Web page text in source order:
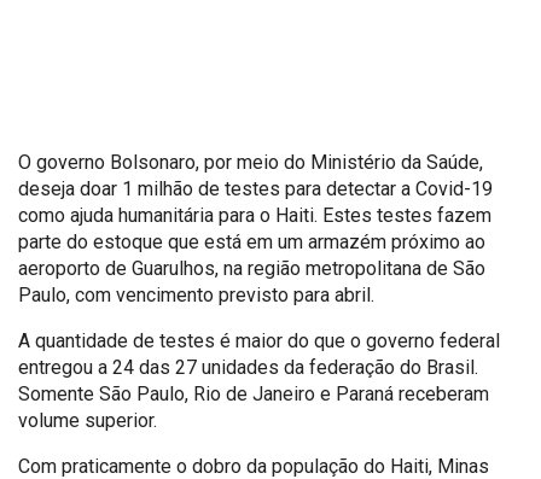
O governo Bolsonaro, por meio do Ministério da Saúde,
deseja doar 1 milhão de testes para detectar a Covid-19
como ajuda humanitária para o Haiti. Estes testes fazem
parte do estoque que está em um armazém próximo ao
aeroporto de Guarulhos, na região metropolitana de São
Paulo, com vencimento previsto para abril.
A quantidade de testes é maior do que o governo federal
entregou a 24 das 27 unidades da federação do Brasil.
Somente São Paulo, Rio de Janeiro e Paraná receberam
volume superior.
Com praticamente o dobro da população do Haiti, Minas